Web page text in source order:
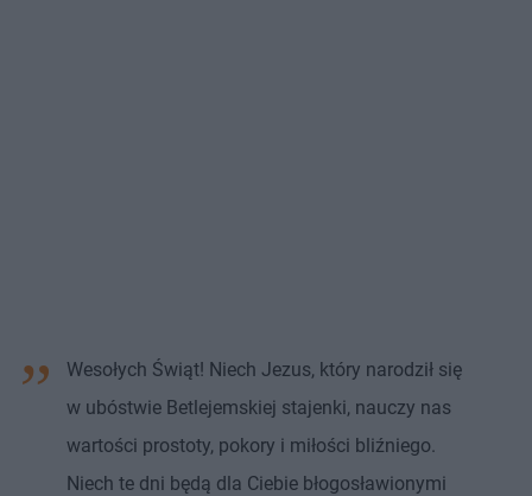
Wesołych Świąt! Niech Jezus, który narodził się
w ubóstwie Betlejemskiej stajenki, nauczy nas
wartości prostoty, pokory i miłości bliźniego.
Niech te dni będą dla Ciebie błogosławionymi